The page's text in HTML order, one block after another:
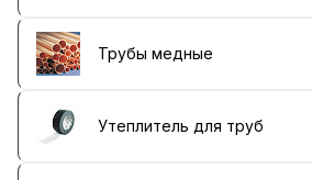
Трубы медные
Утеплитель для труб